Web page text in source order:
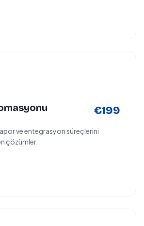
€199
ve entegrasyon süreçlerini
çözümler.